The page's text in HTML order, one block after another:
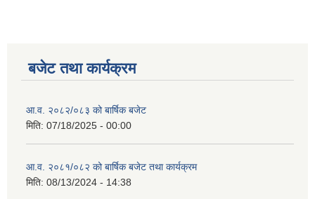
बजेट तथा कार्यक्रम
आ.व. २०८२/०८३ को बार्षिक बजेट
मिति: 07/18/2025 - 00:00
आ.व. २०८१/०८२ को बार्षिक बजेट तथा कार्यक्रम
मिति: 08/13/2024 - 14:38